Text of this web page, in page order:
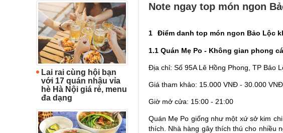
Lai rai cùng hội bạn
với 17 quán nhậu vỉa
hè Hà Nội giá rẻ, menu
đa dạng
Note ngay top món ngon
1 Điểm danh top món ngon Bảo Lộc
1.1 Quán Mẹ Po - Không gian phong
Địa chỉ: Số 95A Lê Hồng Phong, TP Bảo
Giá tham khảo: 15.000 VNĐ - 30.000 VNĐ
Giờ mở cửa: 15:00 - 21:00
Quán Mẹ Po giống như một xứ sở kim
thích. Nhà hàng gây thích thú cho nhiều